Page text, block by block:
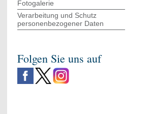
Fotogalerie
Verarbeitung und Schutz
personenbezogener Daten
Folgen Sie uns auf